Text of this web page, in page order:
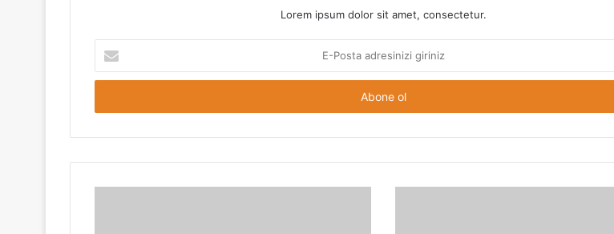
Lorem ipsum dolor sit amet, consectetur.
Posta
adresinizi